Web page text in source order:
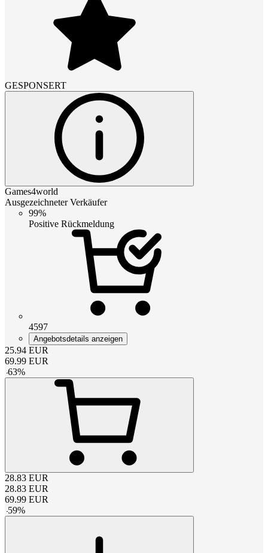
GESPONSERT
Games4world
Ausgezeichneter Verkäufer
99%
Positive Rückmeldung
4597
Angebotsdetails anzeigen
25.94 EUR
69.99 EUR
-63%
28.83 EUR
28.83 EUR
69.99 EUR
-59%